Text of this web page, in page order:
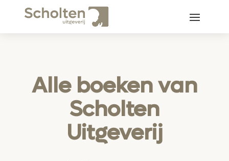
Alle boeken van
Scholten
Uitgeverij